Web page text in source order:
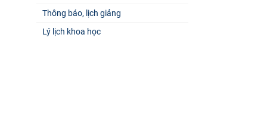
Thông báo, lịch giảng
Lý lịch khoa học